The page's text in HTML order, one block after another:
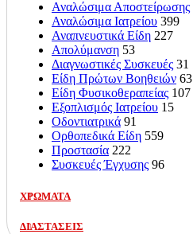
Αναλώσιμα Αποστείρωσης
Αναλώσιμα Ιατρείου 399
Αναπνευστικά Είδη 227
Απολύμανση 53
Διαγνωστικές Συσκευές 31
Είδη Πρώτων Βοηθειών 63
Είδη Φυσικοθεραπείας 107
Εξοπλισμός Ιατρείου 15
Οδοντιατρικά 91
Ορθοπεδικά Είδη 559
Προστασία 222
Συσκευές Έγχυσης 96
ΧΡΩΜΑΤΑ
ΔΙΑΣΤΑΣΕΙΣ